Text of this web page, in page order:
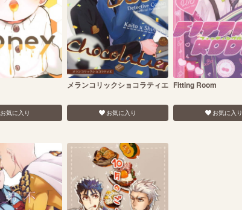
お気に入り
メランコリックショコラティエ
お気に入り
Fitting Room
お気に入り